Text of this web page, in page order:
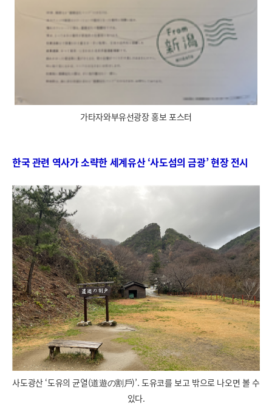
가타자와부유선광장 홍보 포스터
한국 관련 역사가 소략한 세계유산 ‘사도섬의 금광’ 현장 전시
사도광산 ‘도유의 균열(道遊の割戶)’. 도유코를 보고 밖으로 나오면 볼 수
있다.